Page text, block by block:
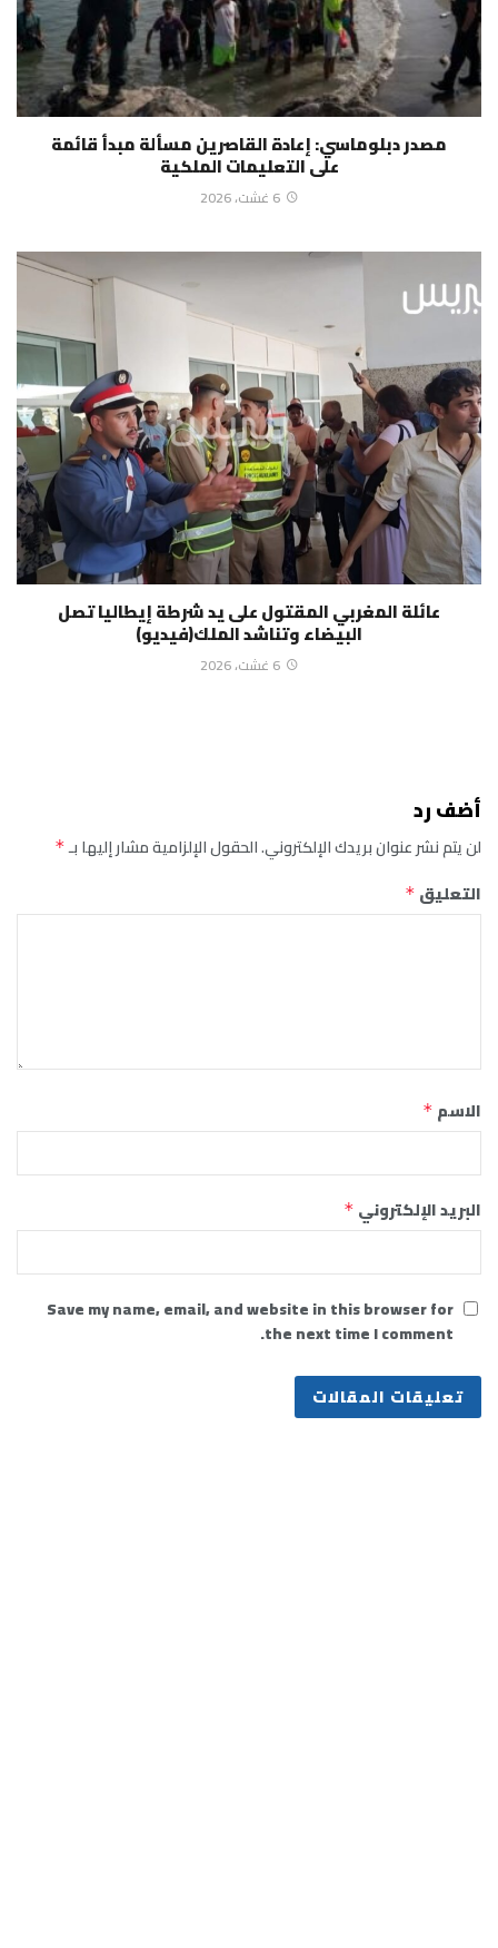
مصدر دبلوماسي: إعادة القاصرين مسألة مبدأ قائمة
على التعليمات الملكية
6 غشت، 2026
عائلة المغربي المقتول على يد شرطة إيطاليا تصل
البيضاء وتناشد الملك(فيديو)
6 غشت، 2026
أضف رد
لن يتم نشر عنوان بريدك الإلكتروني.الحقول الإلزامية مشار إليها بـ*
التعليق *
الاسم *
البريد الإلكتروني *
Save my name, email, and website in this browser for
the next time I comment.